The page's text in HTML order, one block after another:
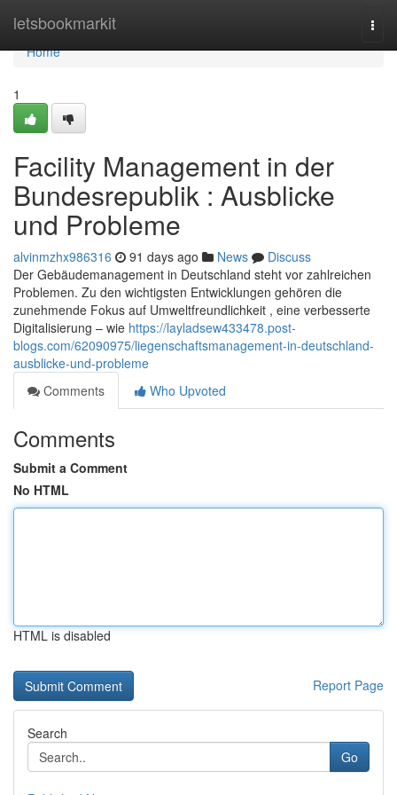
letsbookmarkit
Home
Home
1
Facility Management in der
Bundesrepublik : Ausblicke
und Probleme
alvinmzhx986316 91 days ago News
Discuss
Der Gebäudemanagement in Deutschland steht vor zahlreichen
Problemen. Zu den wichtigsten Entwicklungen gehören die
zunehmende Fokus auf Umweltfreundlichkeit , eine verbesserte
Digitalisierung – wie https://layladsew433478.post-
blogs.com/62090975/liegenschaftsmanagement-in-deutschland-
ausblicke-und-probleme
Comments
Who Upvoted
Comments
Submit a Comment
No HTML
HTML is disabled
Report Page
Search
Go